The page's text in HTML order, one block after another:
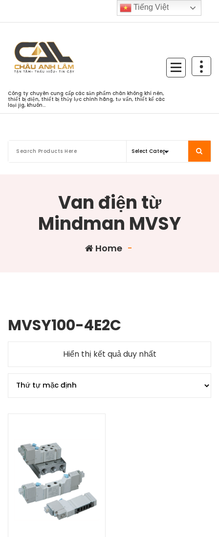
Công ty chuyên cung cấp các sản phẩm chân không khí nén,
thiết bị điện, thiết bị thủy lực chính hãng, tư vấn, thiết kế các
loại jig, khuôn...
Van điện từ
Mindman MVSY
Home -
MVSY100-4E2C
Hiển thị kết quả duy nhất
Tiếng Việt